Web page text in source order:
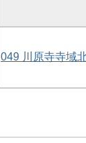
049 川原寺寺域